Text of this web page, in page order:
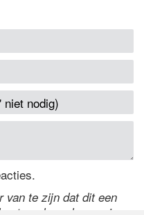
van te zijn dat dit een